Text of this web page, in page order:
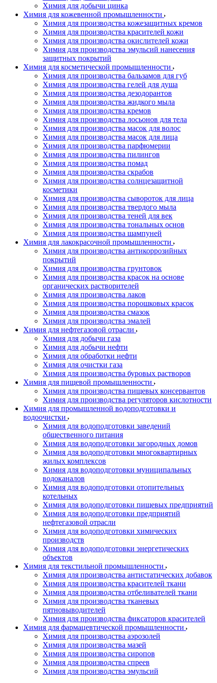
Химия для добычи цинка
Химия для кожевенной промышленности
Химия для производства кожезащитных кремов
Химия для производства красителей кожи
Химия для производства окислителей кожи
Химия для производства эмульсий нанесения
защитных покрытий
Химия для косметической промышленности
Химия для производства бальзамов для губ
Химия для производства гелей для душа
Химия для производства дезодорантов
Химия для производства жидкого мыла
Химия для производства кремов
Химия для производства лосьонов для тела
Химия для производства масок для волос
Химия для производства масок для лица
Химия для производства парфюмерии
Химия для производства пилингов
Химия для производства помад
Химия для производства скрабов
Химия для производства солнцезащитной
косметики
Химия для производства сывороток для лица
Химия для производства твердого мыла
Химия для производства теней для век
Химия для производства тональных основ
Химия для производства шампуней
Химия для лакокрасочной промышленности
Химия для производства антикоррозийных
покрытий
Химия для производства грунтовок
Химия для производства красок на основе
органических растворителей
Химия для производства лаков
Химия для производства порошковых красок
Химия для производства смазок
Химия для производства эмалей
Химия для нефтегазовой отрасли
Химия для добычи газа
Химия для добычи нефти
Химия для обработки нефти
Химия для очистки газа
Химия для производства буровых растворов
Химия для пищевой промышленности
Химия для производства пищевых консервантов
Химия для производства регуляторов кислотности
Химия для промышленной водоподготовки и
водоочистки
Химия для водоподготовки заведений
общественного питания
Химия для водоподготовки загородных домов
Химия для водоподготовки многоквартирных
жилых комплексов
Химия для водоподготовки муниципальных
водоканалов
Химия для водоподготовки отопительных
котельных
Химия для водоподготовки пищевых предприятий
Химия для водоподготовки предприятий
нефтегазовой отрасли
Химия для водоподготовки химических
производств
Химия для водоподготовки энергетических
объектов
Химия для текстильной промышленности
Химия для производства антистатических добавок
Химия для производства красителей ткани
Химия для производства отбеливателей ткани
Химия для производства тканевых
пятновыводителей
Химия для производства фиксаторов красителей
Химия для фармацевтической промышленности
Химия для производства аэрозолей
Химия для производства мазей
Химия для производства сиропов
Химия для производства спреев
Химия для производства эмульсий